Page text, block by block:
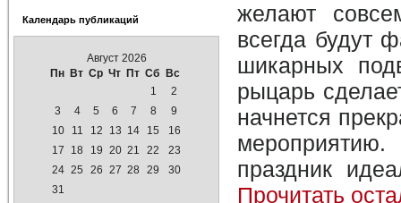
Календарь публикаций
Август 2026
Пн
Вт Ср Чт Пт Сб Вс
1
2
3
4 5 6 7 8
9
10
11 12 13 14 15
16
17
18 19 20 21 22
23
24 25 26 27 28 29
30
31
желают
всегда будут
шикарных
рыцарь
начнется
праздник
Прочитать